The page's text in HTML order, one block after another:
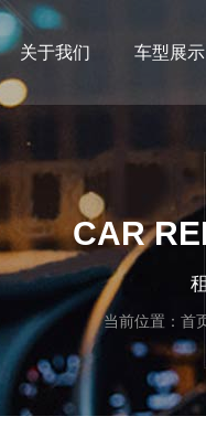
关于我们 车型展示
CAR
当前位置： 首